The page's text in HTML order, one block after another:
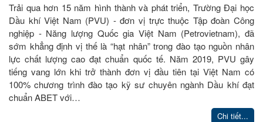
Trải qua hơn 15 năm hình thành và phát triển, Trường Đại học
Dầu khí Việt Nam (PVU) - đơn vị trực thuộc Tập đoàn Công
nghiệp - Năng lượng Quốc gia Việt Nam (Petrovietnam), đã
sớm khẳng định vị thế là “hạt nhân” trong đào tạo nguồn nhân
lực chất lượng cao đạt chuẩn quốc tế. Năm 2019, PVU gây
tiếng vang lớn khi trở thành đơn vị đầu tiên tại Việt Nam có
100% chương trình đào tạo kỹ sư chuyên ngành Dầu khí đạt
chuẩn ABET với…
Chi tiết...